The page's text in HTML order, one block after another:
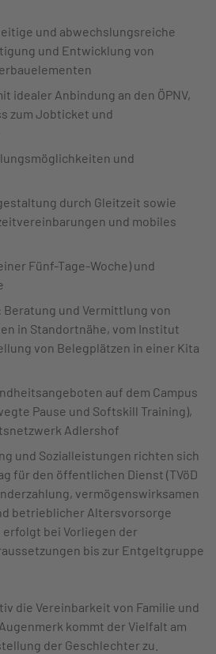
und abwechslungsreiche
und Entwicklung von
idealer Anbindung an den ÖPNV,
zum Jobticket und
und
durch Gleitzeit sowie
und mobiles
Fünf-Tage-Woche) und
Beratung und Vermittlung von
in Standortnähe, vom Institut
von Belegplätzen in einer Kita
auf dem Campus
Pause und Softskill Training),
Adlershof
und Sozialleistungen richten sich
für den öffentlichen Dienst (TVöD
vermögenswirksamen
betrieblicher Altersvorsorge
erfolgt bei Vorliegen der
bis zur Entgeltgruppe
die Vereinbarkeit von Familie und
kommt der Vielfalt am
der Geschlechter zu.